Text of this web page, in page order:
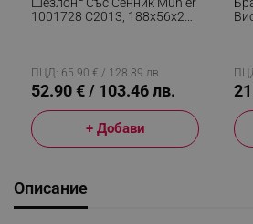
1001728 C2013, 188х56х25
ПЦД: 65.90 € / 128.89 лв.
52.90 € / 103.46 лв.
+ Добави
Описание